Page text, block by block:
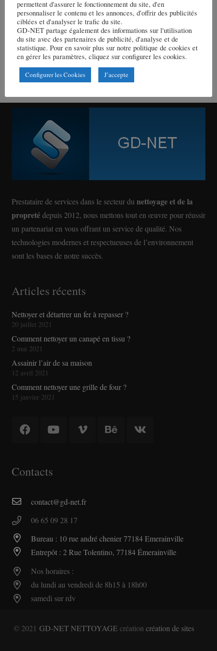
Prestataire de services dans le secteur du nettoyage et de la
propretédepuis 2012, nous mettons tout en œuvre pour réussir
un partenariat en vous offrant un service de qualité. Nos
technologies modernes et respectueuses de l’environnement
sont les bases de notre succès.
Articles récents
Nettoyer et détartrer un fer à repasser ?
20 juillet 2021
Comment nettoyer un canapé en tissu ?
2 mai 2021
Assainir l’air de sa maison
12 avril 2021
Comment nettoyer une grille de four ?
15 janvier 2021
Contacts
contact@gd-net.fr
06 65 09 28 17
Bureau : 10 rue andré chenier 77184 Emerainville
Entrepôt : 2 Rue Tolentino, 77184 Émerainville
Nos horaires :
du lundi au vendredi de 8h15 à 18h00
samedi sur rdv
© 2021 GD-NET NETTOYAGEcréation création de sites
permettent d'assurer le fonctionnement du site, d'en
personnaliser le contenu et les annonces, d'offrir des publicités
ciblées et d'analyser le trafic du site.
GD-NET partage également des informations sur l'utilisation
du site avec des partenaires de publicité, d'analyse et de
statistique. Pour en savoir plus sur notre politique de cookies et
en gérer les paramètres, cliquez sur configurer les cookies.
Configurer les Cookies J’accepte